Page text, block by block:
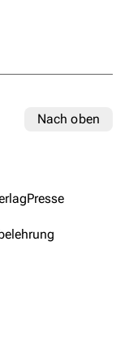
Nach oben
Presse